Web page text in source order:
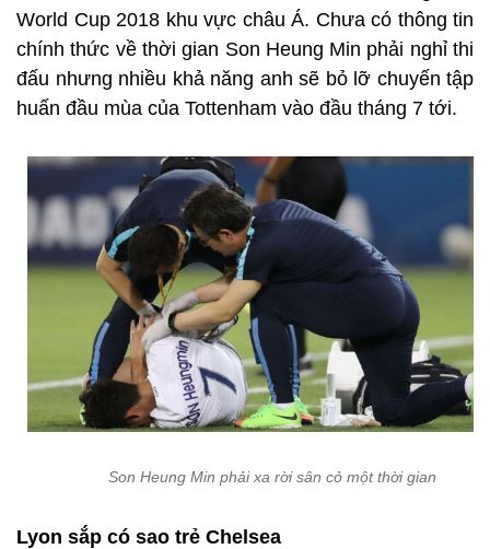
World Cup 2018 khu vực châu Á. Chưa có thông tin
chính thức về thời gian Son Heung Min phải nghỉ thi
đấu nhưng nhiều khả năng anh sẽ bỏ lỡ chuyến tập
huấn đầu mùa của Tottenham vào đầu tháng 7 tới.
Son Heung Min phải xa rời sân cỏ một thời gian
Lyon sắp có sao trẻ Chelsea